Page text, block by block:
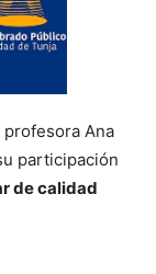
Ana
participación
de calidad